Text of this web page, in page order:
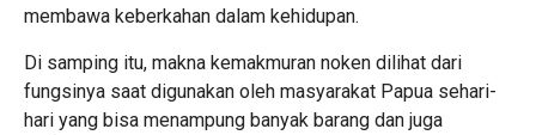
membawa keberkahan dalam kehidupan.
Di samping itu, makna kemakmuran noken dilihat dari
fungsinya saat digunakan oleh masyarakat Papua sehari-
hari yang bisa menampung banyak barang dan juga